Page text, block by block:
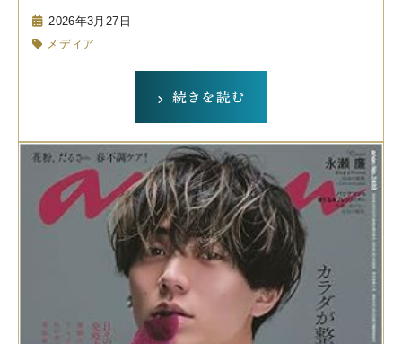
2026年3月27日
メディア
続きを読む